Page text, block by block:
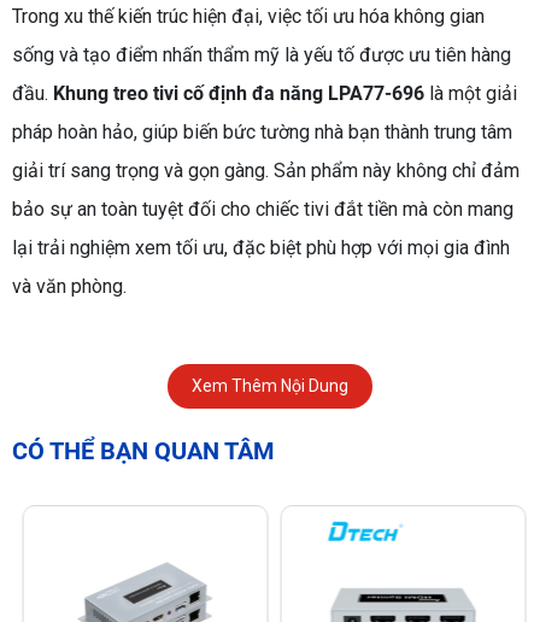
Trong xu thế kiến trúc hiện đại, việc tối ưu hóa không gian
sống và tạo điểm nhấn thẩm mỹ là yếu tố được ưu tiên hàng
đầu. Khung treo tivi cố định đa năng LPA77-696 là một giải
pháp hoàn hảo, giúp biến bức tường nhà bạn thành trung tâm
giải trí sang trọng và gọn gàng. Sản phẩm này không chỉ đảm
bảo sự an toàn tuyệt đối cho chiếc tivi đắt tiền mà còn mang
lại trải nghiệm xem tối ưu, đặc biệt phù hợp với mọi gia đình
và văn phòng.
Xem Thêm Nội Dung
CÓ THỂ BẠN QUAN TÂM